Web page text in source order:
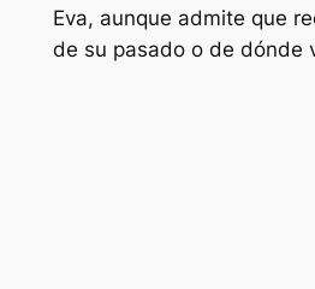
Eva, aunque admite que
de su pasado o de dónde